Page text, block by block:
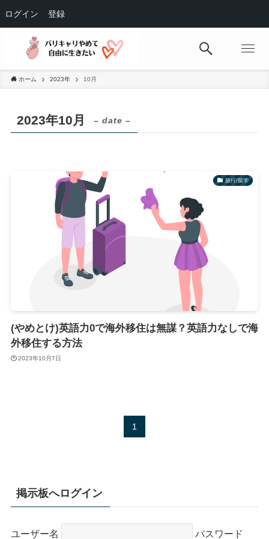
ログイン 登録
ホーム 2023年 10月
2023年10月 – date –
旅行/留学
(やめとけ)英語力0で海外移住は無謀？英語力なしで海
外移住する方法
2023年10月7日
1
掲示板へログイン
ユーザー名 パスワード